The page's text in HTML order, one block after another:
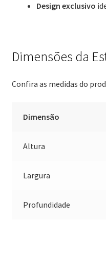
Design exclusivo
Dimensões da
Confira as medidas do
Dimensão
Altura
Largura
Profundidade